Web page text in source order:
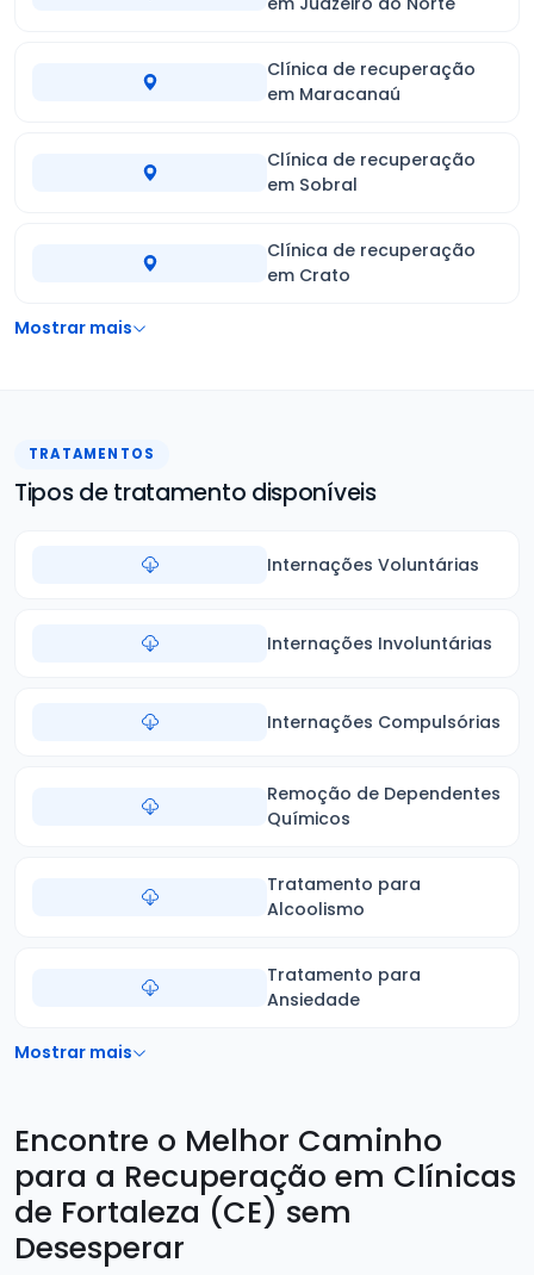
Clínica de recuperação
em Maracanaú
Clínica de recuperação
em Sobral
Clínica de recuperação
em Crato
Mostrar mais
TRATAMENTOS
Tipos de tratamento disponíveis
Internações Voluntárias
Internações Involuntárias
Internações Compulsórias
Remoção de Dependentes
Químicos
Tratamento para
Alcoolismo
Tratamento para
Ansiedade
Mostrar mais
Encontre o Melhor Caminho
para a Recuperação em Clínicas
de Fortaleza (CE) sem
Desesperar